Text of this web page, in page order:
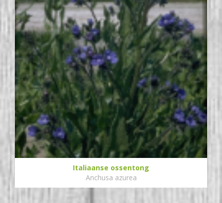
Italiaanse ossentong
Anchusa azurea